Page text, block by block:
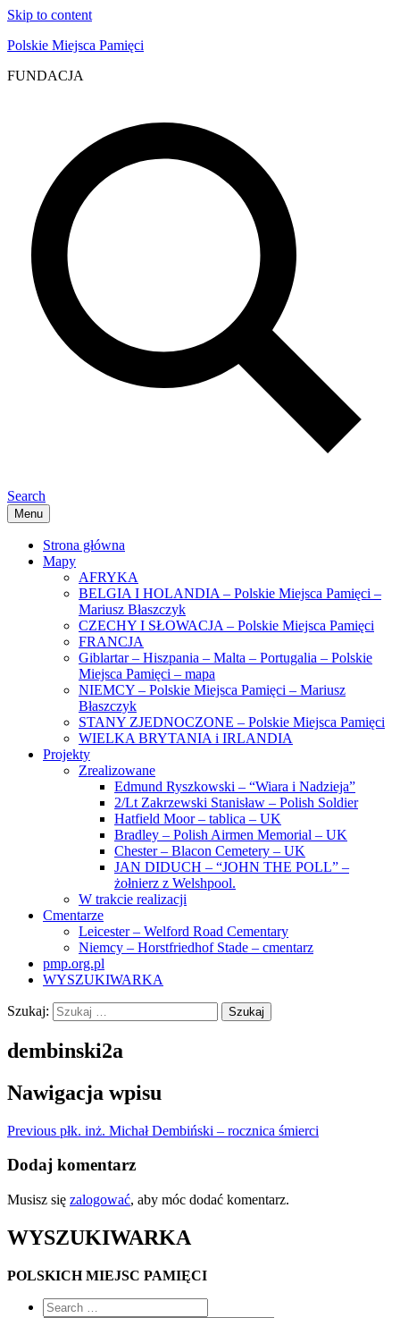
Skip to content
Polskie Miejsca Pamięci
FUNDACJA
Search
Menu
Strona główna
Mapy
AFRYKA
BELGIA I HOLANDIA – Polskie Miejsca Pamięci –
Mariusz Błaszczyk
CZECHY I SŁOWACJA – Polskie Miejsca Pamięci
FRANCJA
Giblartar – Hiszpania – Malta – Portugalia – Polskie
Miejsca Pamięci – mapa
NIEMCY – Polskie Miejsca Pamięci – Mariusz
Błaszczyk
STANY ZJEDNOCZONE – Polskie Miejsca Pamięci
WIELKA BRYTANIA i IRLANDIA
Projekty
Zrealizowane
Edmund Ryszkowski – “Wiara i Nadzieja”
2/Lt Zakrzewski Stanisław – Polish Soldier
Hatfield Moor – tablica – UK
Bradley – Polish Airmen Memorial – UK
Chester – Blacon Cemetery – UK
JAN DIDUCH – “JOHN THE POLL” –
żołnierz z Welshpool.
W trakcie realizacji
Cmentarze
Leicester – Welford Road Cementary
Niemcy – Horstfriedhof Stade – cmentarz
pmp.org.pl
WYSZUKIWARKA
Szukaj:
dembinski2a
Nawigacja wpisu
Previous płk. inż. Michał Dembiński – rocznica śmierci
Dodaj komentarz
Musisz się zalogować, aby móc dodać komentarz.
WYSZUKIWARKA
POLSKICH MIEJSC PAMIĘCI